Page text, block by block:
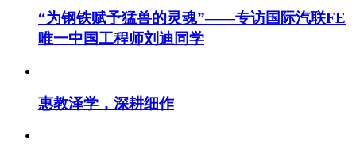
“为钢铁赋予猛兽的灵魂”——专访国际汽联FE
唯一中国工程师刘迪同学
惠教泽学，深耕细作